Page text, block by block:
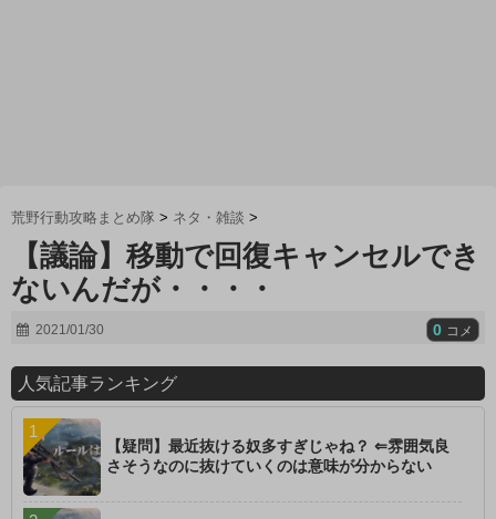
荒野行動攻略まとめ隊 > ネタ・雑談 >
【議論】移動で回復キャンセルでき
ないんだが・・・・
2021/01/30 0 コメ
人気記事ランキング
【疑問】最近抜ける奴多すぎじゃね？ ⇐雰囲気良
さそうなのに抜けていくのは意味が分からない